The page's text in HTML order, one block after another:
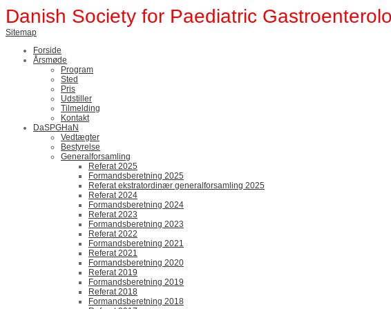
Danish Society for Paediatric
Sitemap
Forside
Årsmøde
Program
Sted
Pris
Udstiller
Tilmelding
Kontakt
DaSPGHaN
Vedtægter
Bestyrelse
Generalforsamling
Referat 2025
Formandsberetning 2025
Referat ekstratordinær generalforsamling 2025
Referat 2024
Formandsberetning 2024
Referat 2023
Formandsberetning 2023
Referat 2022
Formandsberetning 2021
Referat 2021
Formandsberetning 2020
Referat 2019
Formandsberetning 2019
Referat 2018
Formandsberetning 2018